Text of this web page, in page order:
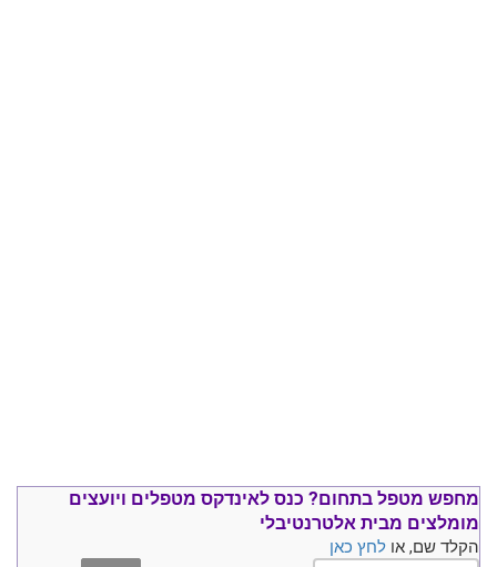
מחפש מטפל בתחום? כנס לאינדקס מטפלים ויועצים
מומלצים מבית אלטרנטיבלי
הקלד שם, או לחץ כאן